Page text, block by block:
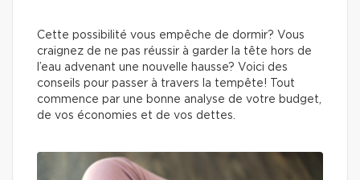
Cette possibilité vous empêche de dormir? Vous
craignez de ne pas réussir à garder la tête hors de
l’eau advenant une nouvelle hausse? Voici des
conseils pour passer à travers la tempête! Tout
commence par une bonne analyse de votre budget,
de vos économies et de vos dettes.